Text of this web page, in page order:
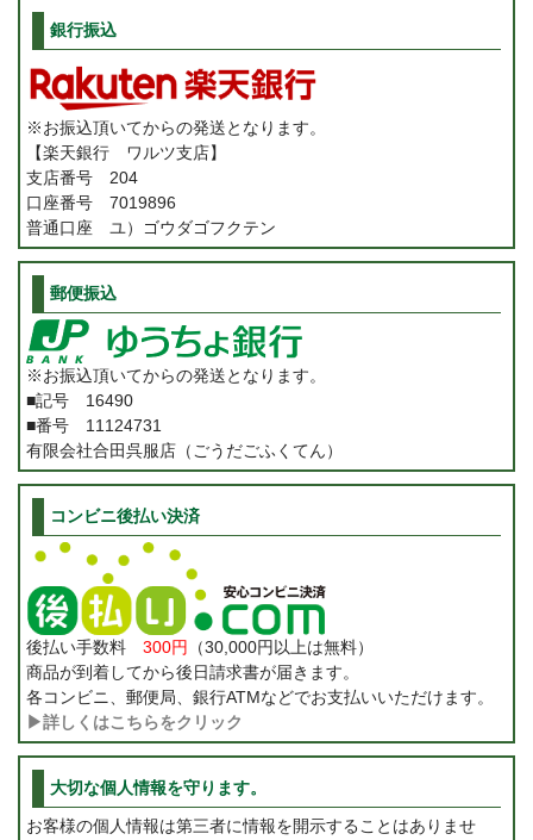
銀行振込
※お振込頂いてからの発送となります。
【楽天銀行 ワルツ支店】
支店番号 204
口座番号 7019896
普通口座 ユ）ゴウダゴフクテン
郵便振込
※お振込頂いてからの発送となります。
■記号 16490
■番号 11124731
有限会社合田呉服店（ごうだごふくてん）
コンビニ後払い決済
後払い手数料 300円
（30,000円以上は無料）
商品が到着してから後日請求書が届きます。
各コンビニ、郵便局、銀行ATMなどでお支払いいただけます。
▶詳しくはこちらをクリック
大切な個人情報を守ります。
お客様の個人情報は第三者に情報を開示することはありませ